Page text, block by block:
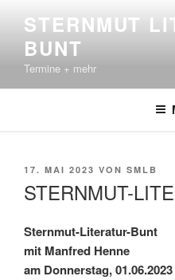
Inhalt
springen
STERNMUT
BUNT
Termine + mehr
VERÖFFENTLICHT
17. MAI 2023 VON SMLB
STERNMUT-
Sternmut-Literatur-Bunt
mit Manfred Henne
am Donnerstag, 01.06.2023